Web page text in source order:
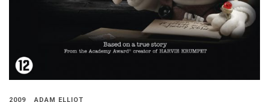
2009 ADAM ELLIOT